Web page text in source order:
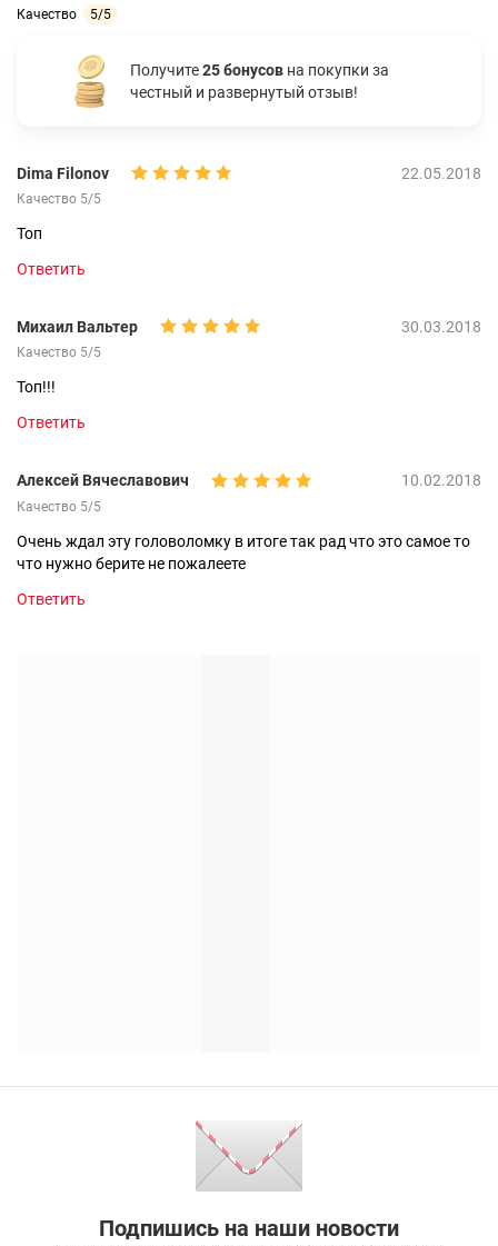
Качество 5/5
Получите25 бонусов на покупки за
честный и развернутый отзыв!
Dima Filonov 22.05.2018
Качество 5/5
Топ
Ответить
Михаил Вальтер 30.03.2018
Качество 5/5
Топ!!!
Ответить
Алексей Вячеславович 10.02.2018
Качество 5/5
Очень ждал эту головоломку в итоге так рад что это самое то
что нужно берите не пожалеете
Ответить
Подпишись на наши новости